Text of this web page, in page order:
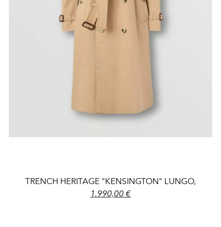
TRENCH HERITAGE "KENSINGTON" LUNGO,
1.990,00 €